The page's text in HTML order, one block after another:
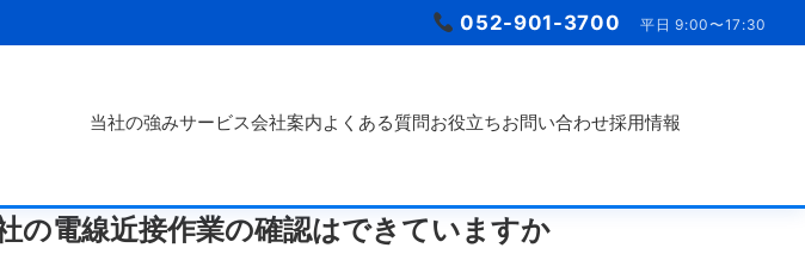
052-901-3700 平日 9:00〜17:30
当社の強みサービス会社案内よくある質問お役立ちお問い合わせ採用情報
の電線近接作業の確認はできていますか